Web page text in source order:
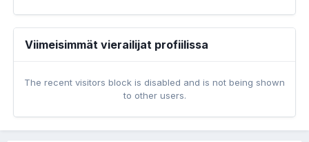
Viimeisimmät vierailijat profiilissa
The recent visitors block is disabled and is not being shown
to other users.